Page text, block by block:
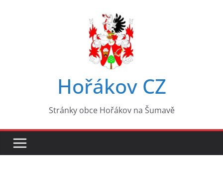
Hořákov CZ
Stránky obce Hořákov na Šumavě